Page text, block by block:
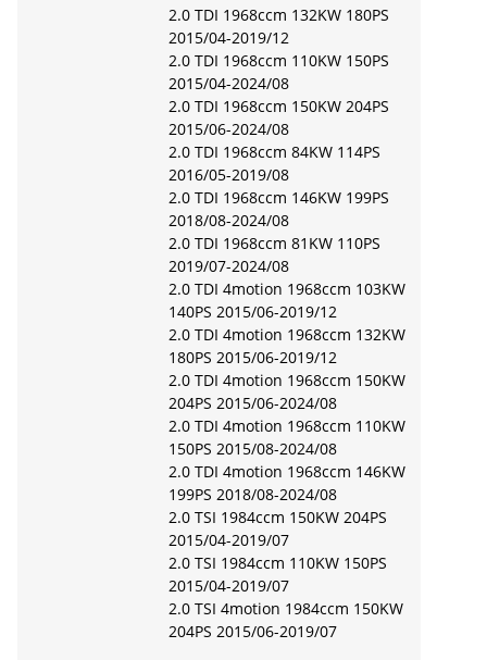
2.0 TDI 1968ccm 132KW 180PS
2015/04-2019/12
2.0 TDI 1968ccm 110KW 150PS
2015/04-2024/08
2.0 TDI 1968ccm 150KW 204PS
2015/06-2024/08
2.0 TDI 1968ccm 84KW 114PS
2016/05-2019/08
2.0 TDI 1968ccm 146KW 199PS
2018/08-2024/08
2.0 TDI 1968ccm 81KW 110PS
2019/07-2024/08
2.0 TDI 4motion 1968ccm 103KW
140PS 2015/06-2019/12
2.0 TDI 4motion 1968ccm 132KW
180PS 2015/06-2019/12
2.0 TDI 4motion 1968ccm 150KW
204PS 2015/06-2024/08
2.0 TDI 4motion 1968ccm 110KW
150PS 2015/08-2024/08
2.0 TDI 4motion 1968ccm 146KW
199PS 2018/08-2024/08
2.0 TSI 1984ccm 150KW 204PS
2015/04-2019/07
2.0 TSI 1984ccm 110KW 150PS
2015/04-2019/07
2.0 TSI 4motion 1984ccm 150KW
204PS 2015/06-2019/07